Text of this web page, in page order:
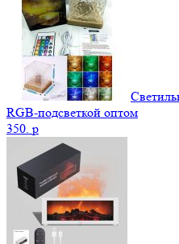
RGB-подсветкой оптом
350. p